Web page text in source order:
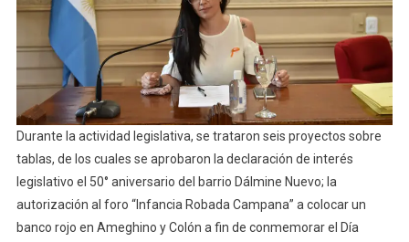
Durante la actividad legislativa, se trataron seis proyectos sobre
tablas, de los cuales se aprobaron la declaración de interés
legislativo el 50° aniversario del barrio Dálmine Nuevo; la
autorización al foro “Infancia Robada Campana” a colocar un
banco rojo en Ameghino y Colón a fin de conmemorar el Día